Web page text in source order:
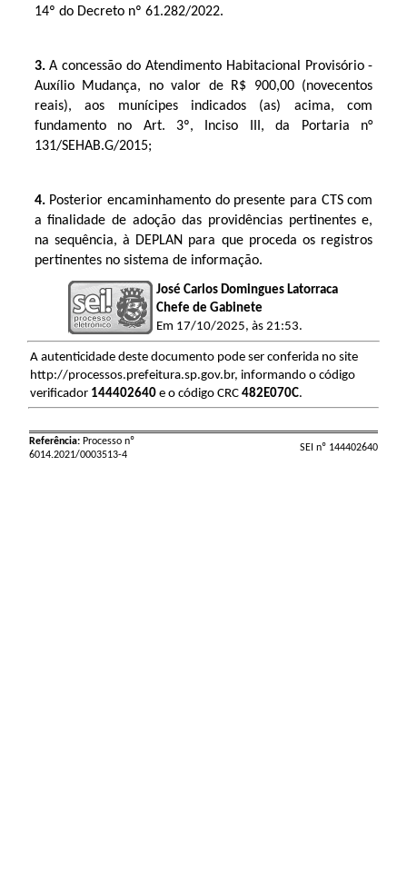
14º do Decreto nº 61.282/2022.
3.A concessão do Atendimento Habitacional Provisório -
Auxílio Mudança, no valor de R$ 900,00 (novecentos
reais), aos munícipes indicados (as) acima, com
fundamento no Art. 3º, Inciso III, da Portaria n°
131/SEHAB.G/2015;
4. Posterior encaminhamento do presente para CTS com
a finalidade de adoção das providências pertinentes e,
na sequência, à DEPLAN para que proceda os registros
pertinentes no sistema de informação.
José Carlos Domingues Latorraca
Chefe de Gabinete
Em 17/10/2025, às 21:53.
A autenticidade deste documento pode ser conferida no site
http://processos.prefeitura.sp.gov.br, informando o código
verificador 144402640e o código CRC 482E070C.
Referência:Processo nº
6014.2021/0003513-4
SEI nº 144402640